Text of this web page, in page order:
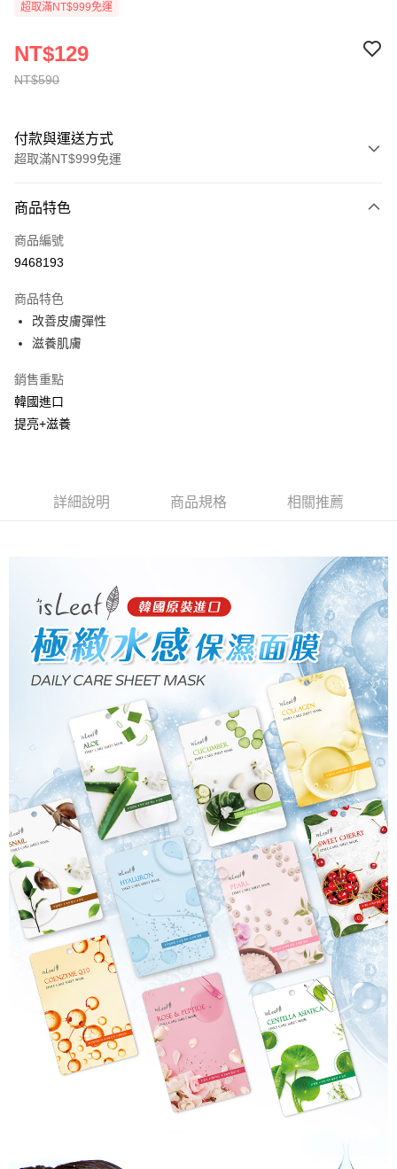
超取滿NT$999免運
NT$590
NT$129
付款與運送方式
超取滿NT$999免運
信用卡一次付款
超商取貨付款
Apple Pay
街口支付
悠遊付
Google Pay
AFTEE先享後付是「在收到商品之後才付款」的支付方式。 讓您購物簡單
【「AFTEE先享後付」結帳流程】
１．於結帳方式選擇「AFTEE先享後付」後，將跳轉至「AFTEE先享後付」
結帳頁面，進行簡訊認證並確認金額後，即可完成結帳。
２．訂單成立數日內，您將收到繳費通知簡訊。
３．收到繳費通知簡訊後14天內，點擊此簡訊中的連結，可透過四大超商／
ATM／網路銀行／等多元方式進行付款，方視為交易完成。
※ 請注意：結帳手續完成當下不需立刻繳費，但若您需要取消訂單，請聯絡
購買商品的店家。未經商家同意取消之訂單仍視為有效，需透過AFTEE先享
後付繳納相關費用。
※ 交易是否成功請以「AFTEE先享後付 」之結帳頁面顯示為準，若有關於
是否繳費成功／繳費後需取消欲退款等相關疑問，請聯繫「AFTEE先享後付
客戶支援中心」
https://netprotections.freshdesk.com/support/home
【注意事項】
１．透過由恩沛科技股份有限公司提供之「AFTEE先享後付」服務完成之交
易，需依本服務之必要範圍內提供個人資料，並將交易相關給付款項請求債
權轉讓予恩沛科技股份有限公司。
２．關於個人資料處理事宜，請瀏覽以下網址：
https://aftee.tw/terms/#terms3
３．未成年的使用者請事先徵得法定代理人或監護人之同意方可使用
「AFTEE先享後付」，若未經同意申辦者引起之損失，本公司不負相關責
任。
４．使用「AFTEE先享後付」時，將依據個別帳號之用戶狀況，依本公司即
時審查核予不同之上限額度；若仍有額度不足之情形，本公司將視審查結果
請求用戶進行身份認證。
５．嚴禁一人註冊多個帳號或使用他人資訊註冊。若發現惡意使用之情形，
恩沛科技股份有限公司將有權停止該用戶之使用額度並採取法律行動。
ATM付款
每筆NT$80，滿NT$999(含以上)免運費
先付款後全家取貨
每筆NT$80，滿NT$999(含以上)免運費
7-11取貨付款
每筆NT$80，滿NT$999(含以上)免運費
先付款後7-11取貨
每筆NT$80，滿NT$999(含以上)免運費
宅配
每筆NT$90，滿NT$999(含以上)免運費
商品特色
商品編號
9468193
商品特色
改善皮膚彈性
滋養肌膚
銷售重點
韓國進口
提亮+滋養
詳細說明 商品規格 相關推薦